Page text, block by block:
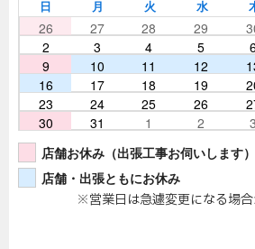
日 月 火 水
26 27 28 29
2
3 4 5
9
10 11 12
16
17 18 19
23
24 25 26
30
31 1 2 3
店舗お休み（出張工事お伺いします）
店舗・出張ともにお休み
※営業日は急遽変更になる場